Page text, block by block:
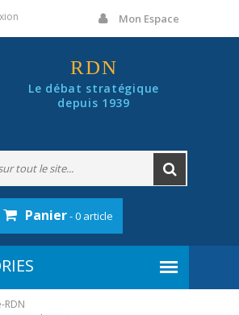
Mon Espace
RDN
Le débat stratégique
depuis 1939
Panier- 0 article
RDN